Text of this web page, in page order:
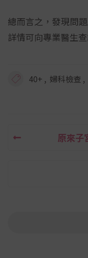
總而言之，發現問
詳情可向專業醫生查
40+ , 婦科檢查 ,
原來子